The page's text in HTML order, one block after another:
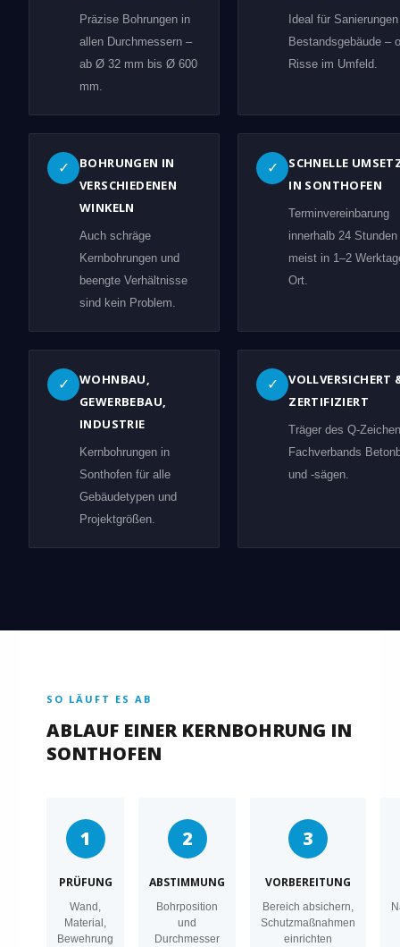
Präzise Bohrungen in
allen Durchmessern –
ab Ø 32 mm bis Ø 600
mm.
Ideal für
Bestandsgebäude –
Risse im Umfeld.
✓
BOHRUNGEN IN
VERSCHIEDENEN
WINKELN
Auch schräge
Kernbohrungen und
beengte Verhältnisse
sind kein Problem.
✓
SCHNELLE
IN SONTHOFEN
Terminvereinbarung
innerhalb 24 Stunden
meist in 1–2
Ort.
✓
WOHNBAU,
GEWERBEBAU,
INDUSTRIE
Kernbohrungen in
Sonthofen für alle
Gebäudetypen und
Projektgrößen.
✓
VOLLVERSICHERT
ZERTIFIZIERT
Träger des Q-
Fachverbands
und -sägen.
SO LÄUFT ES AB
ABLAUF EINER KERNBOHRUNG IN
SONTHOFEN
1
PRÜFUNG
Wand,
Material,
Bewehrung
2
ABSTIMMUNG
Bohrposition
und
Durchmesser
3
VORBEREITUNG
Bereich absichern,
Schutzmaßnahmen
einrichten